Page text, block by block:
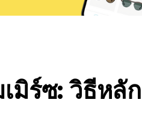
มิร์ซ: วิธีหลัก